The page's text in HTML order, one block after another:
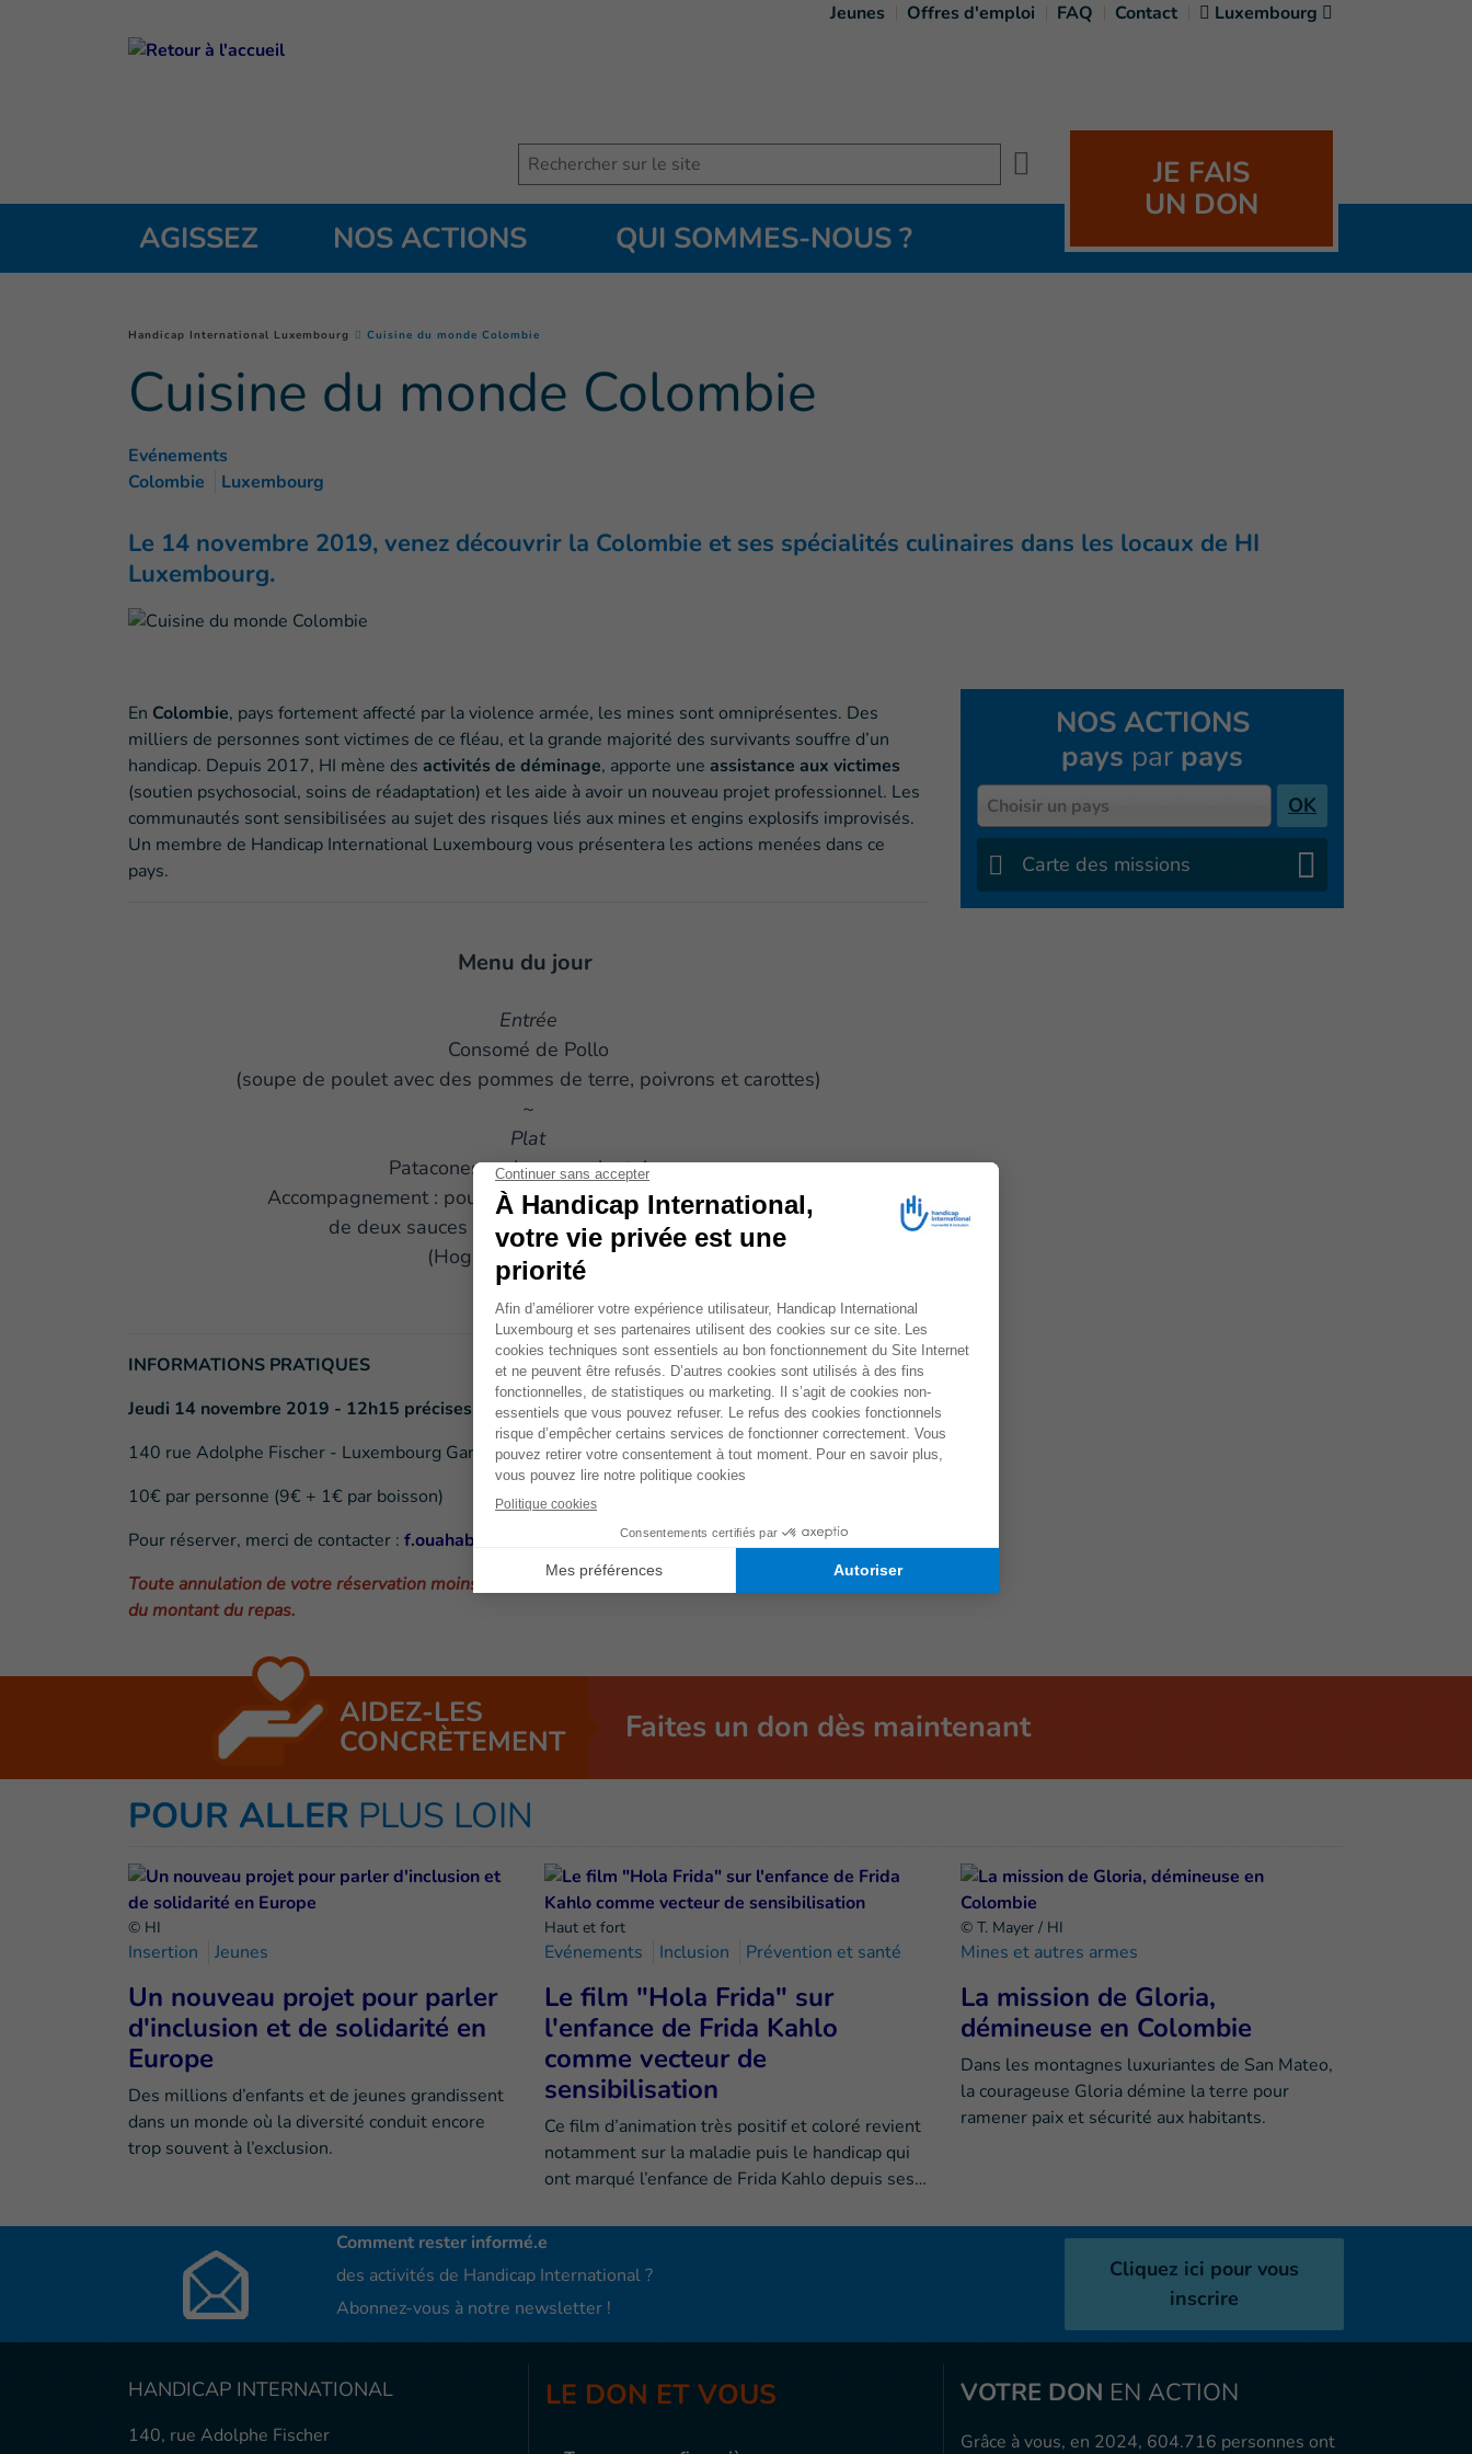
Jeunes Offres d'emploi FAQ Contact Luxembourg
Search
JE FAIS
UN DON
AGISSEZ
NOS ACTIONS QUI SOMMES-NOUS ?
You are here :
Handicap International Luxembourg Cuisine du monde Colombie
Cuisine du monde Colombie
Evénements
Colombie
Luxembourg
Le 14 novembre 2019, venez découvrir la Colombie et ses spécialités culinaires dans les locaux de HI
Luxembourg.
En Colombie, pays fortement affecté par la violence armée, les mines sont omniprésentes. Des
milliers de personnes sont victimes de ce fléau, et la grande majorité des survivants souffre d’un
handicap. Depuis 2017, HI mène des activités de déminage, apporte une assistance aux victimes
(soutien psychosocial, soins de réadaptation) et les aide à avoir un nouveau projet professionnel. Les
communautés sont sensibilisées au sujet des risques liés aux mines et engins explosifs improvisés.
Un membre de Handicap International Luxembourg vous présentera les actions menées dans ce
pays.
Menu du jour
Entrée
Consomé de Pollo
(soupe de poulet avec des pommes de terre, poivrons et carottes)
~
Plat
Patacones ou banane plantains
Accompagnement : poulet ou viande hachée accompagnés
de deux sauces traditionnelles colombiennes
(Hogao et Guacamole)
INFORMATIONS PRATIQUES
Jeudi 14 novembre 2019 - 12h15 précises
140 rue Adolphe Fischer - Luxembourg Gare
10€ par personne (9€ + 1€ par boisson)
Pour réserver, merci de contacter : f.ouahab@hi.org
Toute annulation de votre réservation moins de 48 heures à l’avance devra faire l’objet d’un paiement
du montant du repas.
NOS ACTIONS
pays par pays
PaysChoisir un pays OK
Carte des missions
AIDEZ-LES
CONCRÈTEMENT Faites un don dès maintenant
POUR ALLER PLUS LOIN
© HI
Insertion Jeunes
Un nouveau projet pour parler
d'inclusion et de solidarité en
Europe
Des millions d’enfants et de jeunes grandissent
dans un monde où la diversité conduit encore
trop souvent à l’exclusion.
Haut et fort
Evénements Inclusion Prévention et santé
Le film "Hola Frida" sur
l'enfance de Frida Kahlo
comme vecteur de
sensibilisation
Ce film d’animation très positif et coloré revient
notamment sur la maladie puis le handicap qui
ont marqué l’enfance de Frida Kahlo depuis ses…
© T. Mayer / HI
Mines et autres armes
La mission de Gloria,
démineuse en Colombie
Dans les montagnes luxuriantes de San Mateo,
la courageuse Gloria démine la terre pour
ramener paix et sécurité aux habitants.
Comment rester informé.e
des activités de Handicap International ?
Abonnez-vous à notre newsletter !
Cliquez ici pour vous
inscrire
HANDICAP INTERNATIONAL
140, rue Adolphe Fischer
LE DON ET VOUS VOTRE DON EN ACTION
Grâce à vous, en 2024, 604.716 personnes ont